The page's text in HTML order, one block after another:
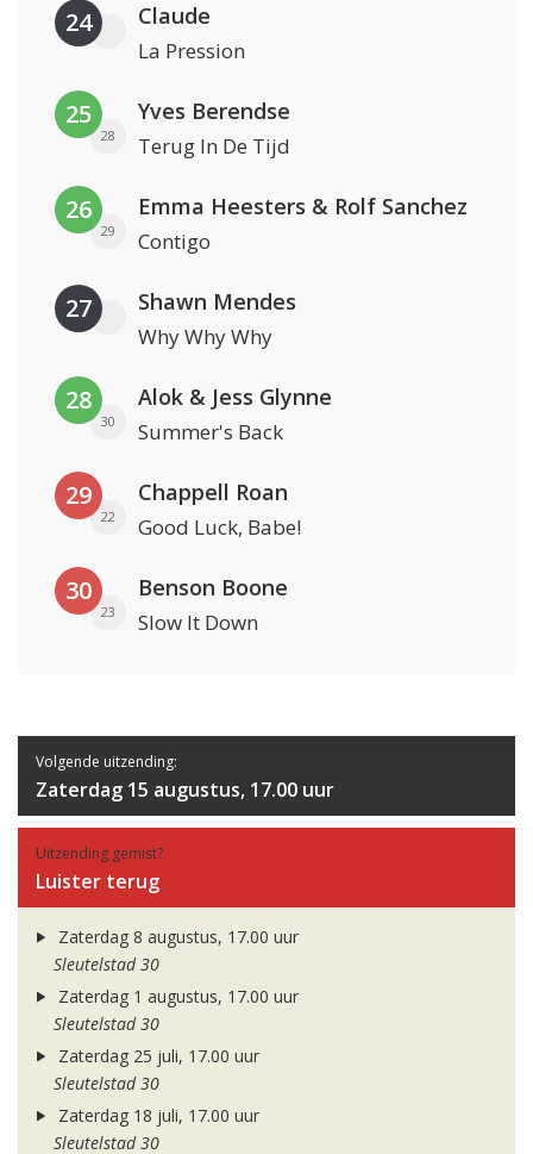
24 Claude
La Pression
25
28
Yves Berendse
Terug In De Tijd
26
29
Emma Heesters & Rolf Sanchez
Contigo
27 Shawn Mendes
Why Why Why
28
30
Alok & Jess Glynne
Summer's Back
29
22
Chappell Roan
Good Luck, Babe!
30
23
Benson Boone
Slow It Down
Volgende uitzending:
Zaterdag 15 augustus, 17.00 uur
Uitzending gemist?
Luister terug
Zaterdag 8 augustus, 17.00 uur
Sleutelstad 30
Zaterdag 1 augustus, 17.00 uur
Sleutelstad 30
Zaterdag 25 juli, 17.00 uur
Sleutelstad 30
Zaterdag 18 juli, 17.00 uur
Sleutelstad 30